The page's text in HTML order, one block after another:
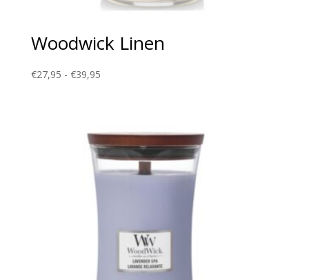
Woodwick Linen
€27,95 - €39,95Prijsklasse: